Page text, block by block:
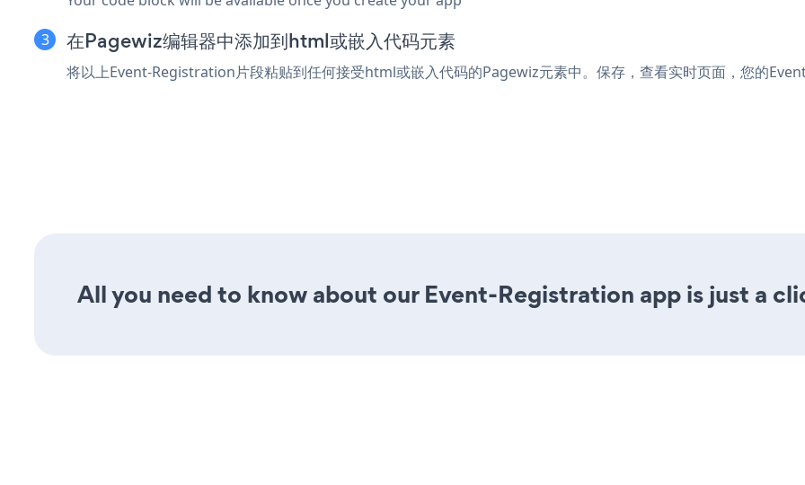
在Pagewiz编辑器中添加到html或嵌入代码元素
将以上Event-Registration片段粘贴到任何接受html或嵌入代码的Pagewiz元素中。保存，查看实时页面，您的
All you need to know about our Event-Registration app is just a